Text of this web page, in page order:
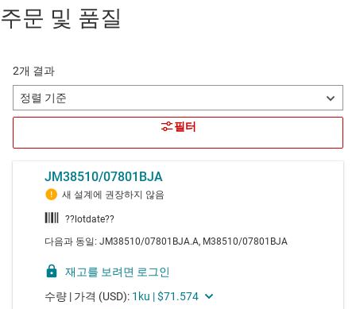
주문 및 품질